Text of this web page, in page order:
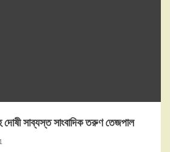
দোষী সাব্যস্ত সাংবাদিক তরুণ তেজপাল